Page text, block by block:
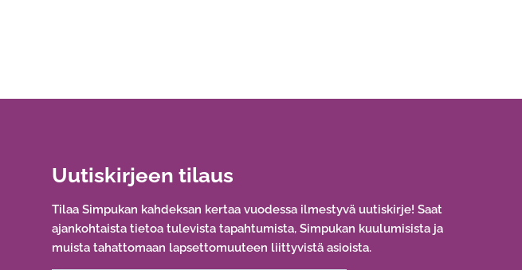
Uutiskirjeen tilaus
Tilaa Simpukan kahdeksan kertaa vuodessa ilmestyvä uutiskirje! Saat
ajankohtaista tietoa tulevista tapahtumista, Simpukan kuulumisista ja
muista tahattomaan lapsettomuuteen liittyvistä asioista.